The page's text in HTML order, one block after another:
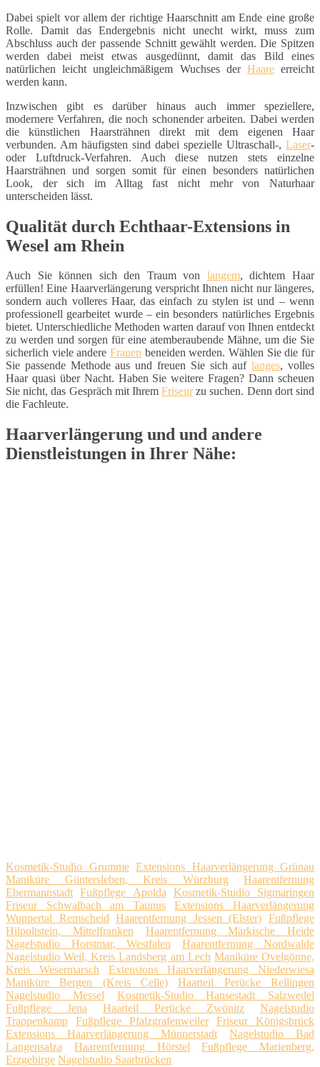
Dabei spielt vor allem der richtige Haarschnitt am Ende eine große
Rolle. Damit das Endergebnis nicht unecht wirkt, muss zum
Abschluss auch der passende Schnitt gewählt werden. Die Spitzen
werden dabei meist etwas ausgedünnt, damit das Bild eines
natürlichen leicht ungleichmäßigem Wuchses der Haareerreicht
werden kann.
Inzwischen gibt es darüber hinaus auch immer speziellere,
modernere Verfahren, die noch schonender arbeiten. Dabei werden
die künstlichen Haarsträhnen direkt mit dem eigenen Haar
verbunden. Am häufigsten sind dabei spezielle Ultraschall-, Laser-
oder Luftdruck-Verfahren. Auch diese nutzen stets einzelne
Haarsträhnen und sorgen somit für einen besonders natürlichen
Look, der sich im Alltag fast nicht mehr von Naturhaar
unterscheiden lässt.
Qualität durch Echthaar-Extensions in
Wesel am Rhein
Auch Sie können sich den Traum von langem, dichtem Haar
erfüllen! Eine Haarverlängerung verspricht Ihnen nicht nur längeres,
sondern auch volleres Haar, das einfach zu stylen ist und – wenn
professionell gearbeitet wurde – ein besonders natürliches Ergebnis
bietet. Unterschiedliche Methoden warten darauf von Ihnen entdeckt
zu werden und sorgen für eine atemberaubende Mähne, um die Sie
sicherlich viele andere Frauen beneiden werden. Wählen Sie die für
Sie passende Methode aus und freuen Sie sich auflanges, volles
Haar quasi über Nacht. Haben Sie weitere Fragen? Dann scheuen
Sie nicht, das Gespräch mit IhremFriseurzu suchen. Denn dort sind
die Fachleute.
Haarverlängerung und und andere
Dienstleistungen in Ihrer Nähe:
Kosmetik-Studio Grumme Extensions Haarverlängerung Grünau
Maniküre Güntersleben, Kreis Würzburg
Haarentfernung
Ebermannstadt
Fußpflege Apolda
Kosmetik-Studio Sigmaringen
Friseur Schwalbach am Taunus
Extensions Haarverlängerung
Wuppertal Remscheid
Haarentfernung Jessen (Elster) Fußpflege
Hilpoltstein, Mittelfranken
Haarentfernung Märkische Heide
Nagelstudio Horstmar, Westfalen
Haarentfernung Nordwalde
Nagelstudio Weil, Kreis Landsberg am Lech Maniküre Ovelgönne,
Kreis Wesermarsch
Extensions Haarverlängerung Niederwiesa
Maniküre Bergen (Kreis Celle)
Haarteil Perücke Rellingen
Nagelstudio Messel
Kosmetik-Studio Hansestadt Salzwedel
Fußpflege Jena
Haarteil Perücke Zwönitz
Nagelstudio
Trappenkamp
Fußpflege Pfalzgrafenweiler
Friseur Königsbrück
Extensions Haarverlängerung Münnerstadt
Nagelstudio Bad
Langensalza
Haarentfernung Hörstel
Fußpflege Marienberg,
Erzgebirge Nagelstudio Saarbrücken